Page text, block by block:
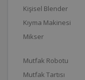
Kişisel Blender
Kıyma Makinesi
Mikser
Mutfak Robotu
Mutfak Tartısı